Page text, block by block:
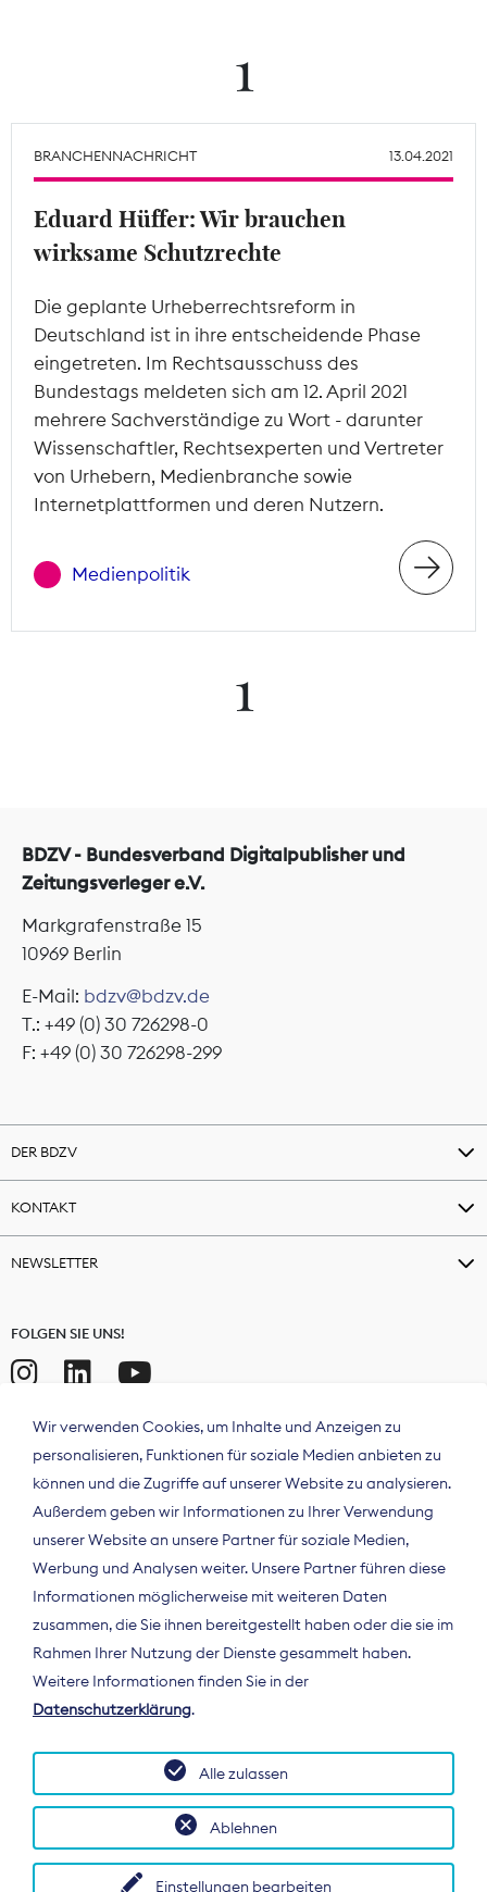
Mitgliederbereich
1
BRANCHENNACHRICHT 13.04.2021
Eduard Hüffer: Wir brauchen
wirksame Schutzrechte
Die geplante Urheberrechtsreform in
Deutschland ist in ihre entscheidende Phase
eingetreten. Im Rechtsausschuss des
Bundestags meldeten sich am 12. April 2021
mehrere Sachverständige zu Wort - darunter
Wissenschaftler, Rechtsexperten und Vertreter
von Urhebern, Medienbranche sowie
Internetplattformen und deren Nutzern.
Medienpolitik
1
BDZV - Bundesverband Digitalpublisher und
Zeitungsverleger e.V.
Markgrafenstraße 15
10969 Berlin
E-Mail: bdzv@bdzv.de
T.: +49 (0) 30 726298-0
F: +49 (0) 30 726298-299
DER BDZV
KONTAKT
NEWSLETTER
FOLGEN SIE UNS!
Der Bundesverband Digitalpublisher und
Zeitungsverleger (BDZV) vertritt als
Spitzenorganisation die Interessen der
Deutschland und auf EU-Ebene.
Wir verwenden Cookies, um Inhalte und Anzeigen zu
personalisieren, Funktionen für soziale Medien anbieten zu
können und die Zugriffe auf unserer Website zu analysieren.
Außerdem geben wir Informationen zu Ihrer Verwendung
unserer Website an unsere Partner für soziale Medien,
Werbung und Analysen weiter. Unsere Partner führen diese
Informationen möglicherweise mit weiteren Daten
zusammen, die Sie ihnen bereitgestellt haben oder die sie im
Rahmen Ihrer Nutzung der Dienste gesammelt haben.
Weitere Informationen finden Sie in der
Datenschutzerklärung.
Einstellungen bearbeiten
Ablehnen
Alle zulassen